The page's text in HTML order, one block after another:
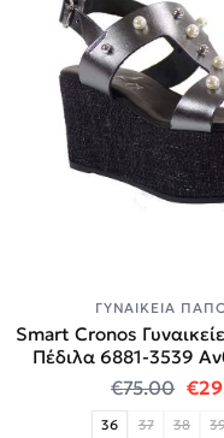
ΓΥΝΑΙΚΕΊΑ
Smart Cronos
Πέδιλα 6881-3539
€75.00 €
36 37 38